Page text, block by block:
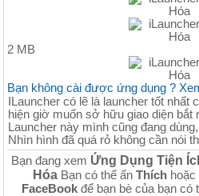
2 MB
Bạn không cài được ứng dụng ?
ILauncher có lẽ là launcher tốt nhất
hiện giờ muốn sở hữu giao diện bắt
Launcher này mình cũng đang
Nhìn hình đã quá rỏ không cần nói
Bạn đang xem Ứng Dụng Tiện
HóaBạn có thể ấn Thíchhoặc
FaceBook để bạn bè của bạn có